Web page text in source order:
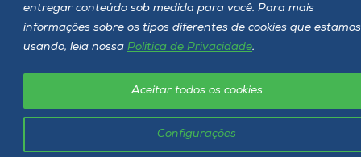
entregar conteúdo sob medida para você. Para mais
informações sobre os tipos diferentes de cookies que estamos
usando, leia nossa Política de Privacidade.
Configurações
Aceitar todos os cookies